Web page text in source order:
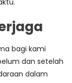
bagi kami
dan setelah
dalam